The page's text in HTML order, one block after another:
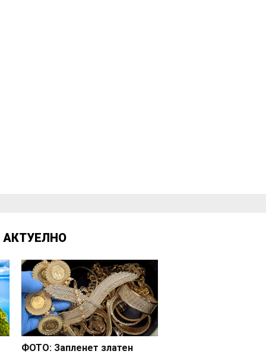
АКТУЕЛНО
ФОТО: Запленет златен